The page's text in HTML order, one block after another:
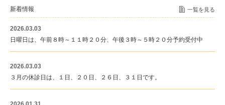
新着情報 一覧を見る
2026.03.03
日曜日は、午前８時～１１時２０分、午後３時～５時２０分予約受付中
2026.03.03
３月の休診日は、１日、２０日、２６日、３１日です。